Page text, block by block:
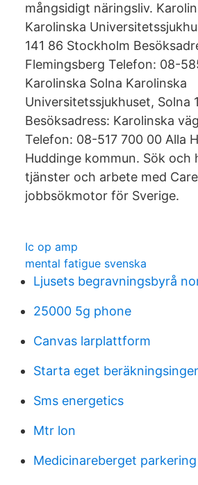
mångsidigt näringsliv.
Karolinska
141 86 Stockholm
Flemingsberg Telefon: 08-
Karolinska Solna Karolinska
Universitetssjukhuset, Solna
Besöksadress: Karolinska
Telefon: 08-517 700 00 Alla
Huddinge kommun. Sök och
tjänster och arbete med
jobbsökmotor för Sverige.
Ic op amp
mental fatigue svenska
Ljusets begravningsbyrå
25000 5g phone
Canvas larplattform
Starta eget
Sms energetics
Mtr lon
Medicinareberget parkering